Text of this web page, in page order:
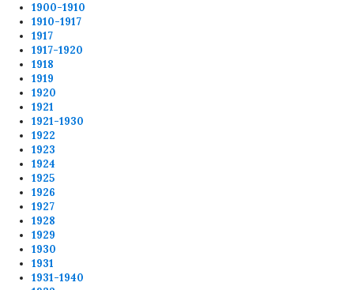
1900-1910
1910-1917
1917
1917-1920
1918
1919
1920
1921
1921-1930
1922
1923
1924
1925
1926
1927
1928
1929
1930
1931
1931-1940